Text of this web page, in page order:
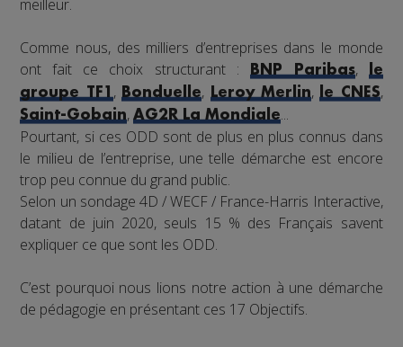
meilleur.
Comme nous, des milliers d’entreprises dans le monde
ont fait ce choix structurant :
BNP Paribas,
le
groupe TF1,Bonduelle, Leroy Merlin,le CNES,
Saint-Gobain,AG2R La Mondiale...
Pourtant, si ces ODD sont de plus en plus connus dans
le milieu de l’entreprise, une telle démarche est encore
trop peu connue du grand public.
Selon un sondage 4D / WECF / France-Harris Interactive,
datant de juin 2020, seuls 15 % des Français savent
expliquer ce que sont les ODD.
C’est pourquoi nous lions notre action à une démarche
de pédagogie en présentant ces 17 Objectifs.